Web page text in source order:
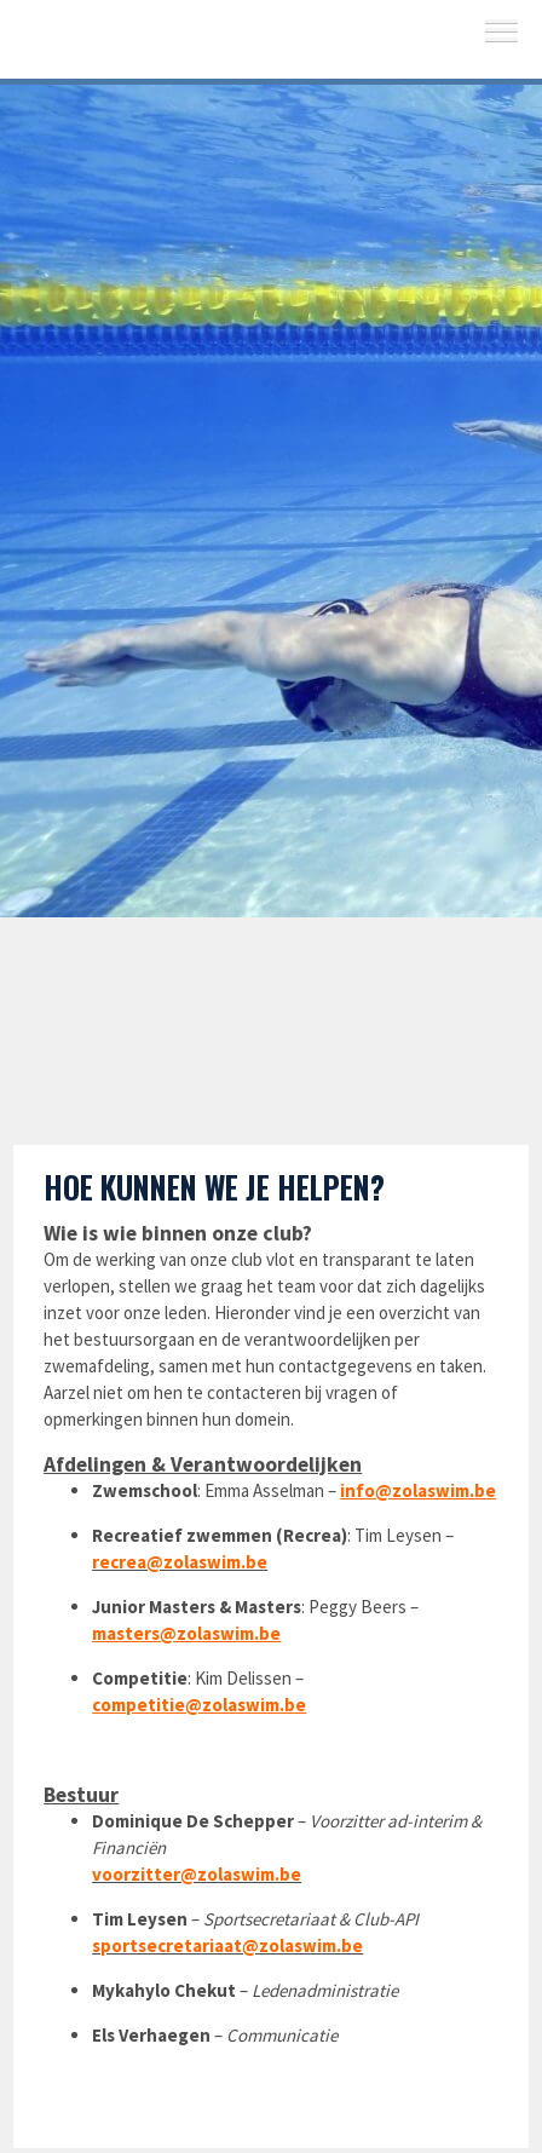
HOE KUNNEN WE JE HELPEN?
Wie is wie binnen onze club?
Om de werking van onze club vlot en transparant te laten
verlopen, stellen we graag het team voor dat zich dagelijks
inzet voor onze leden. Hieronder vind je een overzicht van
het bestuursorgaan en de verantwoordelijken per
zwemafdeling, samen met hun contactgegevens en taken.
Aarzel niet om hen te contacteren bij vragen of
opmerkingen binnen hun domein.
Afdelingen & Verantwoordelijken
Zwemschool: Emma Asselman – info@zolaswim.be
Recreatief zwemmen (Recrea): Tim Leysen –
recrea@zolaswim.be
Junior Masters & Masters: Peggy Beers –
masters@zolaswim.be
Competitie: Kim Delissen –
competitie@zolaswim.be
Bestuur
Dominique De Schepper– Voorzitter ad-interim &
Financiën
voorzitter@zolaswim.be
Tim Leysen – Sportsecretariaat & Club-API
sportsecretariaat@zolaswim.be
Mykahylo Chekut – Ledenadministratie
Els Verhaegen – Communicatie